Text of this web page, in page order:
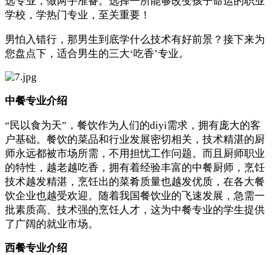
学校，学热门专业，至关重要！
男怕入错行，那男生到底学什么技术有好前景？接下来为
您盘点下，适合男生的三大‘吃香’专业。
中餐专业介绍
“民以食为天”，餐饮作为人们的diyi需求，拥有庞大的客
户基础。餐饮的菜品和行业发展密切相关，技术精湛的厨
师永远都被市场所需，不用担忧工作问题。而且厨师职业
的特性，越老越吃香，拥有着经验丰富的中餐厨师，烹饪
技术越发精湛，烹饪出的菜肴质量也越发优质，在各大餐
饮企业也越受欢迎。随着我国餐饮业的飞速发展，急需一
批素质高、技术强的烹饪人才，这为中餐专业的学生提供
了广阔的就业市场。
西餐专业介绍